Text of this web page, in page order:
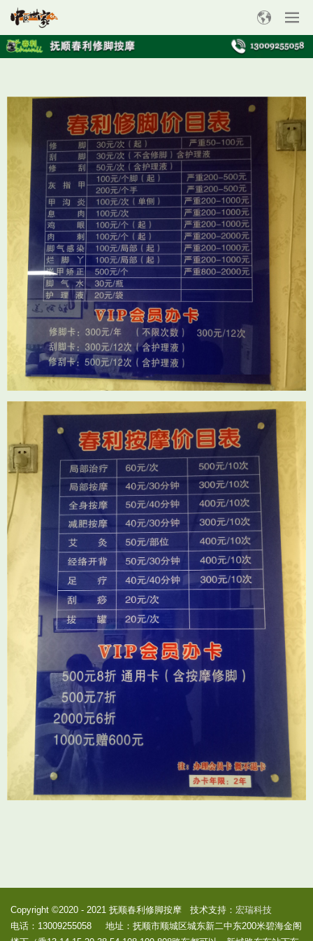
Copyright ©2020 - 2021 抚顺春利修脚按摩 技术支持： 宏瑞科技
电话：13009255058 地址：抚顺市顺城区城东新二中东200米碧海金阁